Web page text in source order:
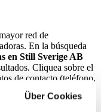
Über Cookies
red de
En la búsqueda
en Still Sverige AB
Cliquea sobre el
de contacto (teléfono,
de carretilla